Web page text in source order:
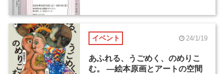
イベント 24/1/19
あふれる、うごめく、のめりこ
む。 ―絵本原画とアートの空間